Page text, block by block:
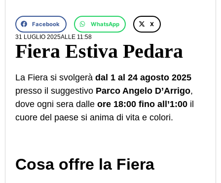
Facebook WhatsApp
X
31 LUGLIO 2025ALLE 11:58
Fiera Estiva Pedara
La Fiera si svolgerà dal 1 al 24 agosto 2025
presso il suggestivo Parco Angelo D’Arrigo,
dove ogni sera dalle ore 18:00 fino all’1:00 il
cuore del paese si anima di vita e colori.
Cosa offre la Fiera